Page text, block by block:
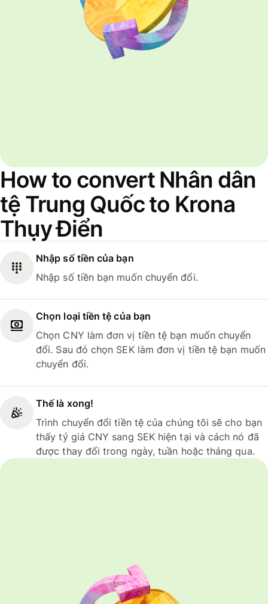
How to convert Nhân dân
tệ Trung Quốc to Krona
Thụy Điển
Nhập số tiền của bạn
Nhập số tiền bạn muốn chuyển đổi.
Chọn loại tiền tệ của bạn
Chọn CNY làm đơn vị tiền tệ bạn muốn chuyển
đổi. Sau đó chọn SEK làm đơn vị tiền tệ bạn muốn
chuyển đổi.
Thế là xong!
Trình chuyển đổi tiền tệ của chúng tôi sẽ cho bạn
thấy tỷ giá CNY sang SEK hiện tại và cách nó đã
được thay đổi trong ngày, tuần hoặc tháng qua.